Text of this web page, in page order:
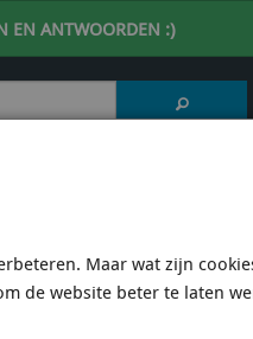
EN ANTWOORDEN :)
Maar wat zijn
de website beter te laten